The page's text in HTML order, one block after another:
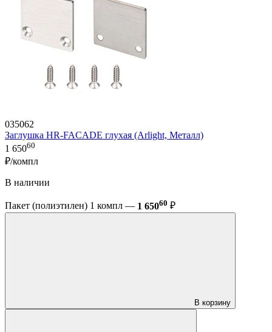
035062
Заглушка HR-FACADE глухая (Arlight, Металл)
1 65060
₽/компл
В наличии
Пакет (полиэтилен) 1 компл — 1 65060 ₽
В корзину